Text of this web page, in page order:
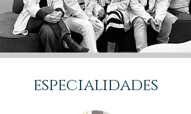
especialidades